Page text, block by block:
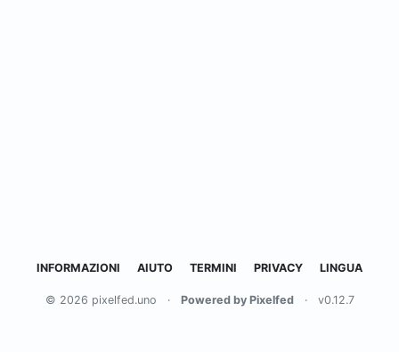
INFORMAZIONI AIUTO TERMINI PRIVACY LINGUA
© 2026 pixelfed.uno · Powered by Pixelfed · v0.12.7